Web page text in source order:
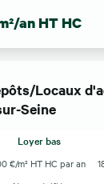
an HT HC
Locaux
Seine
Loyer bas
€/m² HT HC par an